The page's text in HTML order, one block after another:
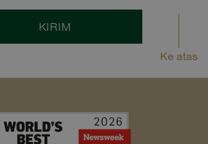
KIRIM
Ke atas